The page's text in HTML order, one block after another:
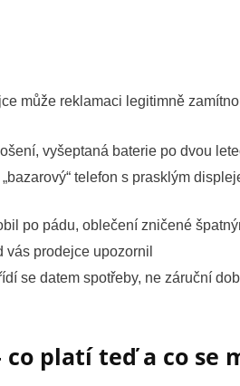
může reklamaci legitimně
vyšeptaná baterie po dvou
telefon s prasklým
po pádu, oblečení zničené
prodejce upozornil
se datem spotřeby, ne záruční
platí teď a co se